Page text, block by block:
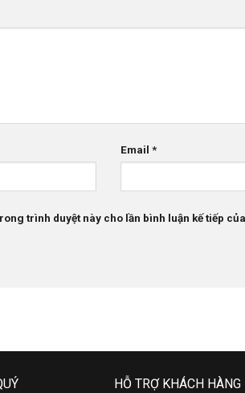
Email*
trình duyệt này cho lần bình luận kế tiếp
HỖ TRỢ KHÁCH HÀNG